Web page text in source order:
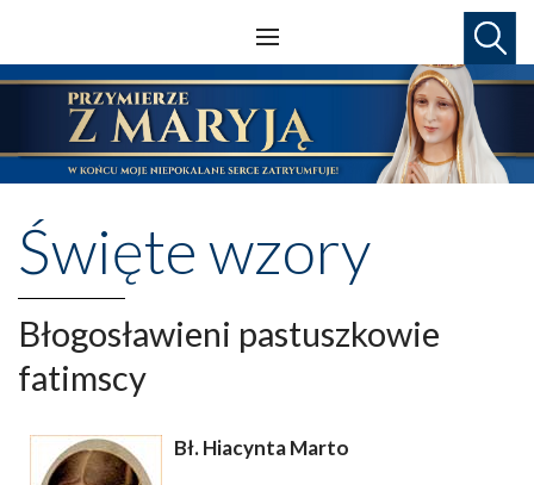
Święte wzory
Błogosławieni pastuszkowie
fatimscy
Bł. Hiacynta Marto